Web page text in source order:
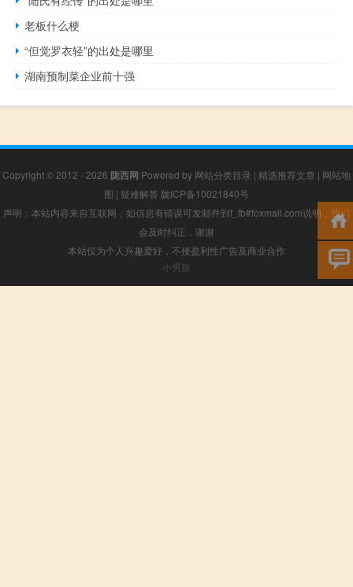
老板什么梗
“但觉罗衣轻”的出处是哪里
湖南预制菜企业前十强
Copyright © 2012 - 2026 陇西网 Powered by 网站分类目录 | 精选推荐文章 | 网站地
图 | 疑难解答 陇ICP备10021840号
声明：本站内容来自互联网，如信息有错误可发邮件到f_fb#foxmail.com说明，我们
会及时纠正，谢谢
本站仅为个人兴趣爱好，不接盈利性广告及商业合作
小男孩